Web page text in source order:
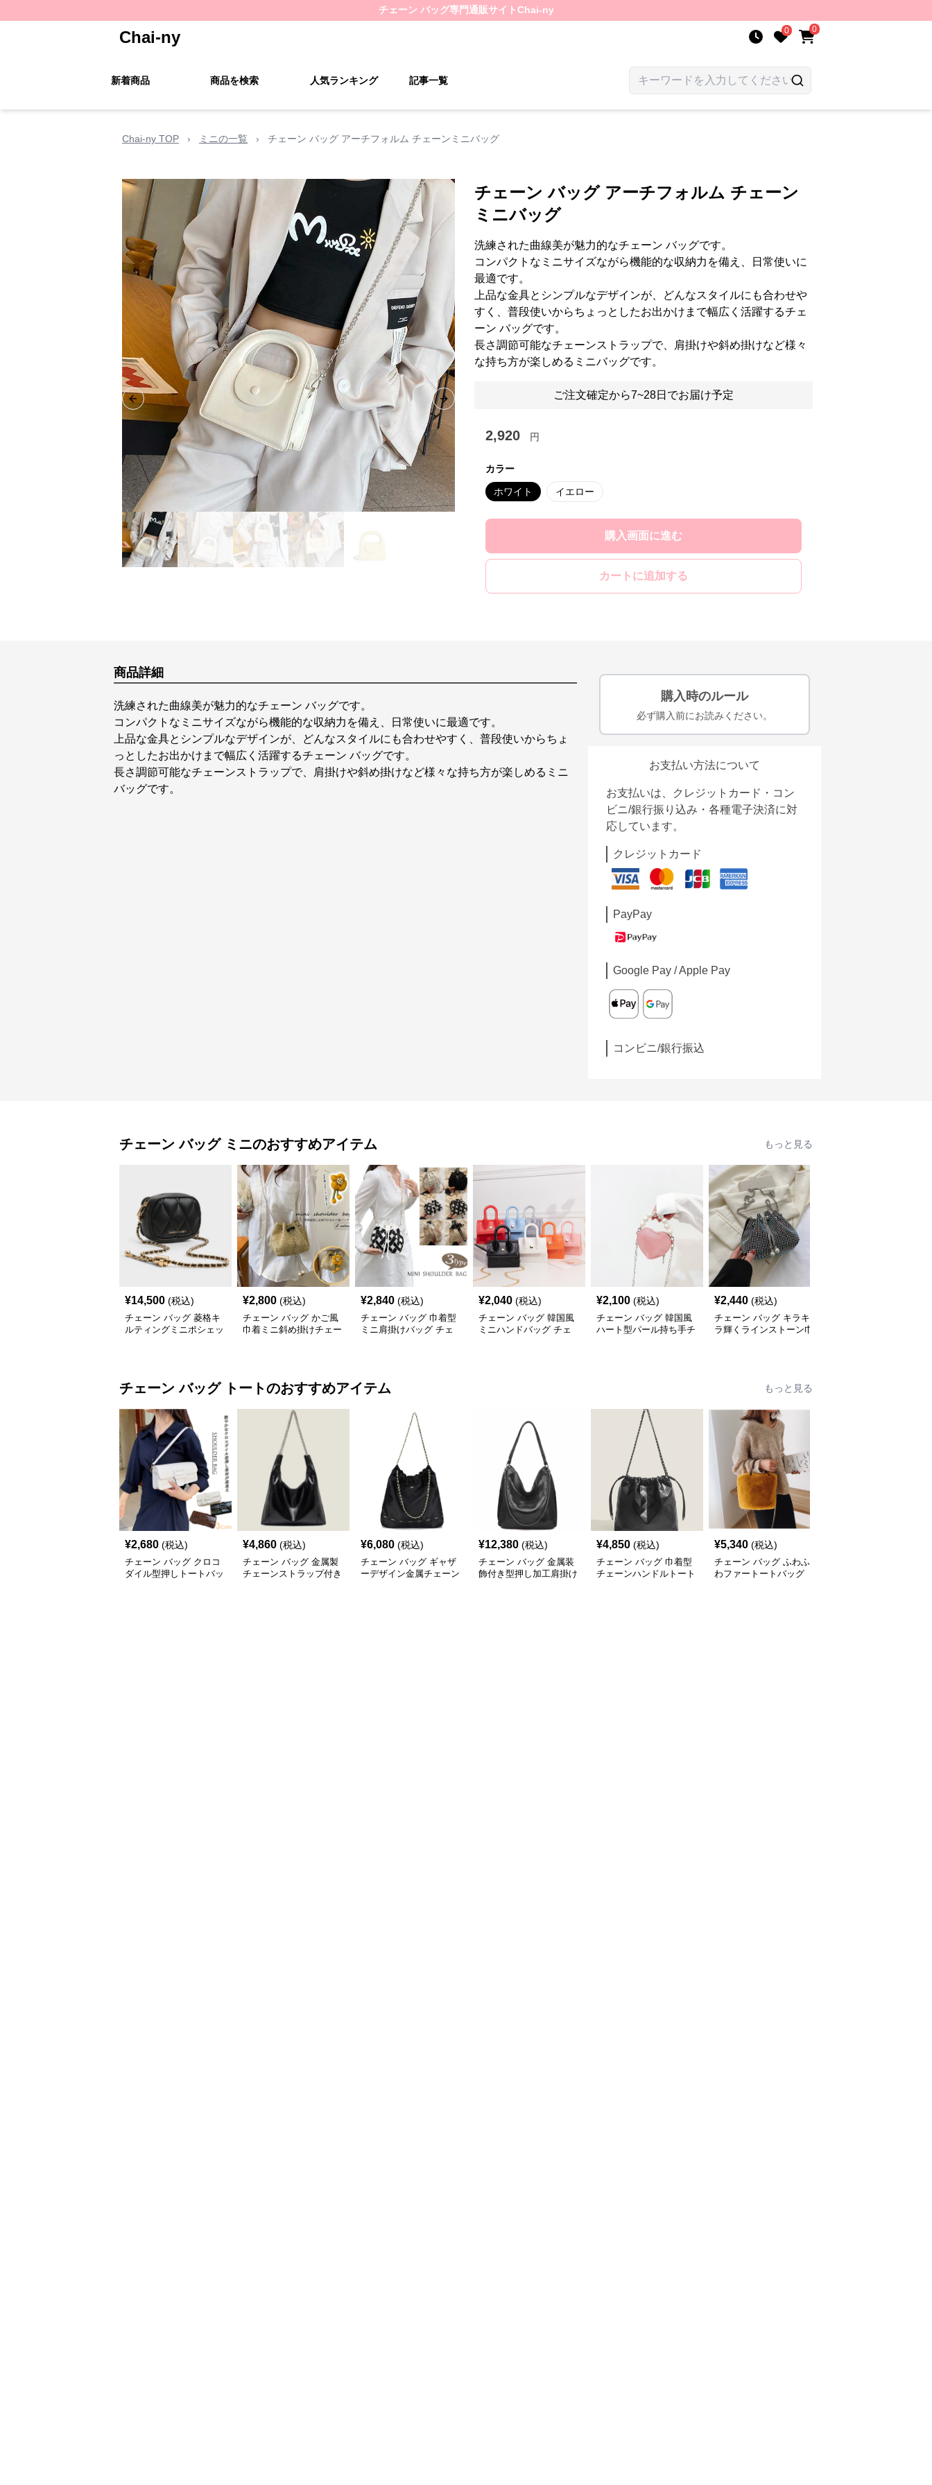
チェーン バッグ専門通販サイトChai-ny
Chai-ny 0 0
新着商品 商品を検索 人気ランキング 記事一覧
Chai-ny TOP › ミニの一覧 › チェーン バッグ アーチフォルム チェーンミニバッグ
Previous slide Next slide
チェーン バッグ アーチフォルム チェーン
ミニバッグ
洗練された曲線美が魅力的なチェーン バッグです。
コンパクトなミニサイズながら機能的な収納力を備え、日常使いに
最適です。
上品な金具とシンプルなデザインが、どんなスタイルにも合わせや
すく、普段使いからちょっとしたお出かけまで幅広く活躍するチェ
ーン バッグです。
長さ調節可能なチェーンストラップで、肩掛けや斜め掛けなど様々
な持ち方が楽しめるミニバッグです。
ご注文確定から7~28日でお届け予定
2,920 円
カラー
ホワイト イエロー
購入画面に進む
カートに追加する
商品詳細
洗練された曲線美が魅力的なチェーン バッグです。
コンパクトなミニサイズながら機能的な収納力を備え、日常使いに最適です。
上品な金具とシンプルなデザインが、どんなスタイルにも合わせやすく、普段使いからちょ
っとしたお出かけまで幅広く活躍するチェーン バッグです。
長さ調節可能なチェーンストラップで、肩掛けや斜め掛けなど様々な持ち方が楽しめるミニ
バッグです。
購入時のルール
必ず購入前にお読みください。
お支払い方法について
お支払いは、クレジットカード・コン
ビニ/銀行振り込み・各種電子決済に対
応しています。
クレジットカード
PayPay
Google Pay / Apple Pay
コンビニ/銀行振込
チェーン バッグ ミニのおすすめアイテム もっと見る
¥14,500 (税込)
チェーン バッグ 菱格キ
ルティングミニポシェッ
¥2,800 (税込)
チェーン バッグ かご風
巾着ミニ斜め掛けチェー
¥2,840 (税込)
チェーン バッグ 巾着型
ミニ肩掛けバッグ チェ
¥2,040 (税込)
チェーン バッグ 韓国風
ミニハンドバッグ チェ
¥2,100 (税込)
チェーン バッグ 韓国風
ハート型パール持ち手チ
¥2,440 (税込)
チェーン バッグ キラキ
ラ輝くラインストーン巾
チェーン バッグ トートのおすすめアイテム もっと見る
¥2,680 (税込)
チェーン バッグ クロコ
ダイル型押しトートバッ
¥4,860 (税込)
チェーン バッグ 金属製
チェーンストラップ付き
¥6,080 (税込)
チェーン バッグ ギャザ
ーデザイン金属チェーン
¥12,380 (税込)
チェーン バッグ 金属装
飾付き型押し加工肩掛け
¥4,850 (税込)
チェーン バッグ 巾着型
チェーンハンドルトート
¥5,340 (税込)
チェーン バッグ ふわふ
わファートートバッグ